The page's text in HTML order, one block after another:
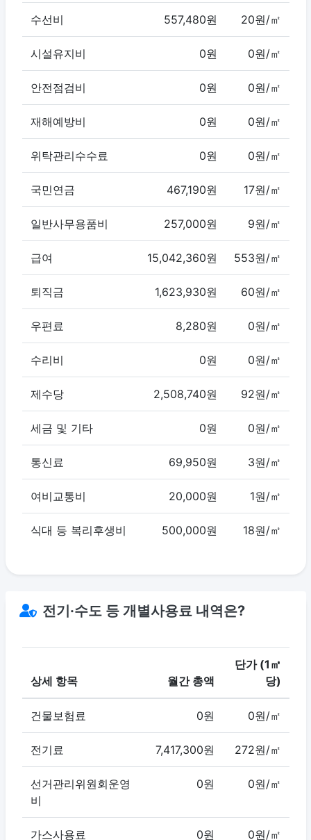
수선비 557,480원 20원/㎡
시설유지비 0원 0원/㎡
안전점검비 0원 0원/㎡
재해예방비 0원 0원/㎡
위탁관리수수료 0원 0원/㎡
국민연금 467,190원 17원/㎡
일반사무용품비 257,000원 9원/㎡
급여 15,042,360원 553원/㎡
퇴직금 1,623,930원 60원/㎡
우편료 8,280원 0원/㎡
수리비 0원 0원/㎡
제수당 2,508,740원 92원/㎡
세금 및 기타 0원 0원/㎡
통신료 69,950원 3원/㎡
여비교통비 20,000원 1원/㎡
식대 등 복리후생비 500,000원 18원/㎡
전기·수도 등 개별사용료 내역은?
상세 항목 월간 총액
단가 (1㎡
당)
건물보험료 0원 0원/㎡
전기료 7,417,300원 272원/㎡
선거관리위원회운영
비
0원 0원/㎡
가스사용료 0원 0원/㎡